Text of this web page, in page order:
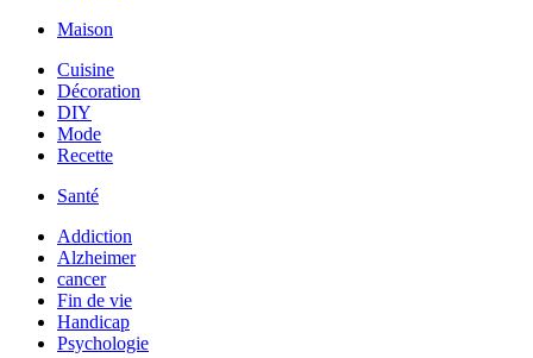
Maison
Cuisine
Décoration
DIY
Mode
Recette
Santé
Addiction
Alzheimer
cancer
Fin de vie
Handicap
Psychologie